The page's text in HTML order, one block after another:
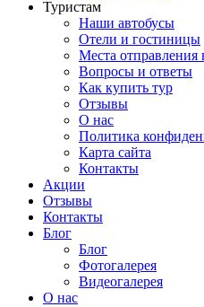
Туристам
Наши автобусы
Отели и гостиницы
Места отправления
Вопросы и ответы
Как купить тур
Отзывы
О нас
Политика
Карта сайта
Контакты
Акции
Отзывы
Контакты
Блог
Блог
Фотогалерея
Видеогалерея
О нас